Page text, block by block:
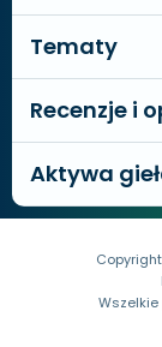
Tematy
Recenzje i
Aktywa